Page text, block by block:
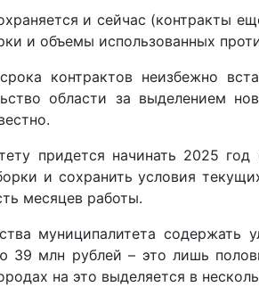
и сейчас (контракты
и объемы использованных
контрактов неизбежно
области за выделением
придется начинать 2025
и сохранить условия
месяцев работы.
муниципалитета
39 млн рублей – это лишь
на это выделяется в